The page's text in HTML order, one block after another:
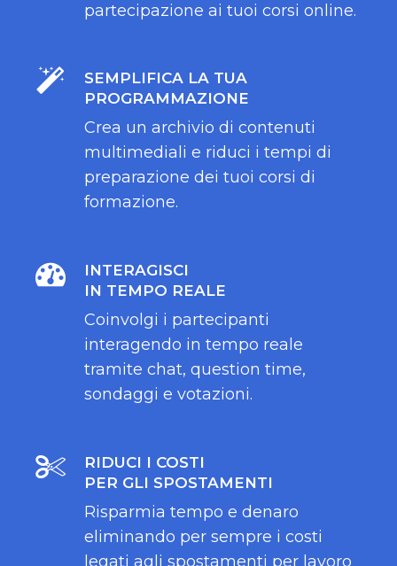
partecipazione ai tuoi corsi online.
SEMPLIFICA LA TUA
PROGRAMMAZIONE
Crea un archivio di contenuti
multimediali e riduci i tempi di
preparazione dei tuoi corsi di
formazione.
INTERAGISCI
IN TEMPO REALE
Coinvolgi i partecipanti
interagendo in tempo reale
tramite chat, question time,
sondaggi e votazioni.
RIDUCI I COSTI
PER GLI SPOSTAMENTI
Risparmia tempo e denaro
eliminando per sempre i costi
legati agli spostamenti per lavoro